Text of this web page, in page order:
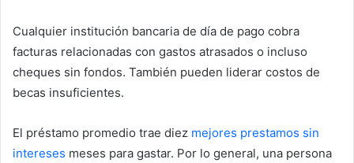
Cualquier institución bancaria de día de pago cobra
facturas relacionadas con gastos atrasados ​​o incluso
cheques sin fondos. También pueden liderar costos de
becas insuficientes.
El préstamo promedio trae diez mejores prestamos sin
intereses meses para gastar. Por lo general, una persona